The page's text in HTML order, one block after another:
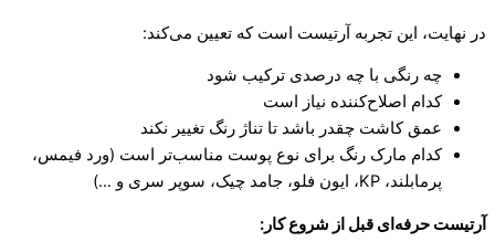
در نهایت، این تجربه آرتیست است که تعیین می‌کند:
چه رنگی با چه درصدی ترکیب شود
کدام اصلاح‌کننده نیاز است
عمق کاشت چقدر باشد تا تناژ رنگ تغییر نکند
کدام مارک رنگ برای نوع پوست مناسب‌تر است (ورد فیمس،
پرمابلند، KP، ایون فلو، جامد چیک، سوپر سری و …)
آرتیست حرفه‌ای قبل از شروع کار: